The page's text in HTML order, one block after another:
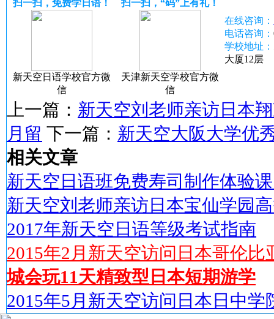
扫一扫，免费学日语！
新天空日语学校官方微
信
扫一扫，“码”上有礼！
天津新天空学校官方微
信
在线咨询：
电话咨询：
学校地址：
大厦12层
上一篇： 新天空刘老师亲访日本
月留 下一篇： 新天空大阪大学优
相关文章
新天空日语班免费寿司制作体验
新天空刘老师亲访日本宝仙学园
2017年新天空日语等级考试指南
2015年2月新天空访问日本哥伦比
城会玩11天精致型日本短期游学
2015年5月新天空访问日本日中学